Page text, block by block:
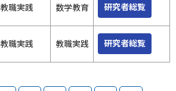
教職実践 数学教育 研究者総覧
教職実践 教職実践 研究者総覧